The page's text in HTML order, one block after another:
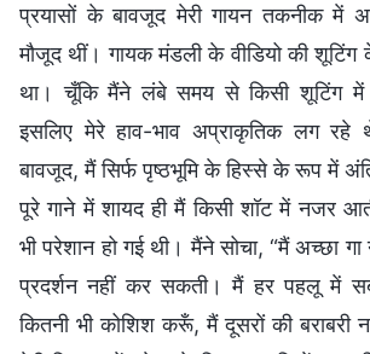
प्रयासों के बावजूद मेरी गायन तकनीक में
मौजूद थीं। गायक मंडली के वीडियो की शूटिंग
था। चूँकि मैंने लंबे समय से किसी शूटिंग में
इसलिए मेरे हाव-भाव अप्राकृतिक लग
बावजूद, मैं सिर्फ पृष्ठभूमि के हिस्से के रूप में
पूरे गाने में शायद ही मैं किसी शॉट में नजर
भी परेशान हो गई थी। मैंने सोचा, “मैं अच्छा
प्रदर्शन नहीं कर सकती। मैं हर पहलू में
कितनी भी कोशिश करूँ, मैं दूसरों की बराबरी